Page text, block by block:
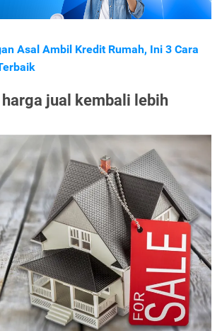
Asal Ambil Kredit Rumah, Ini 3 Cara
jual kembali lebih